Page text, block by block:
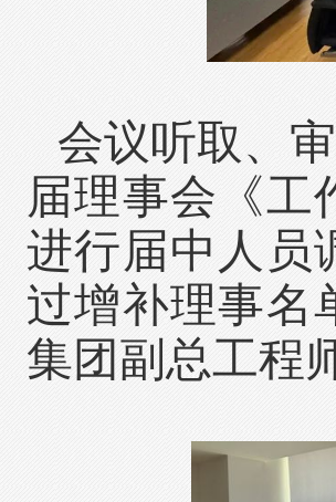
会议听取、
届理事会《工
进行届中人员
过增补理事名
集团副总工程